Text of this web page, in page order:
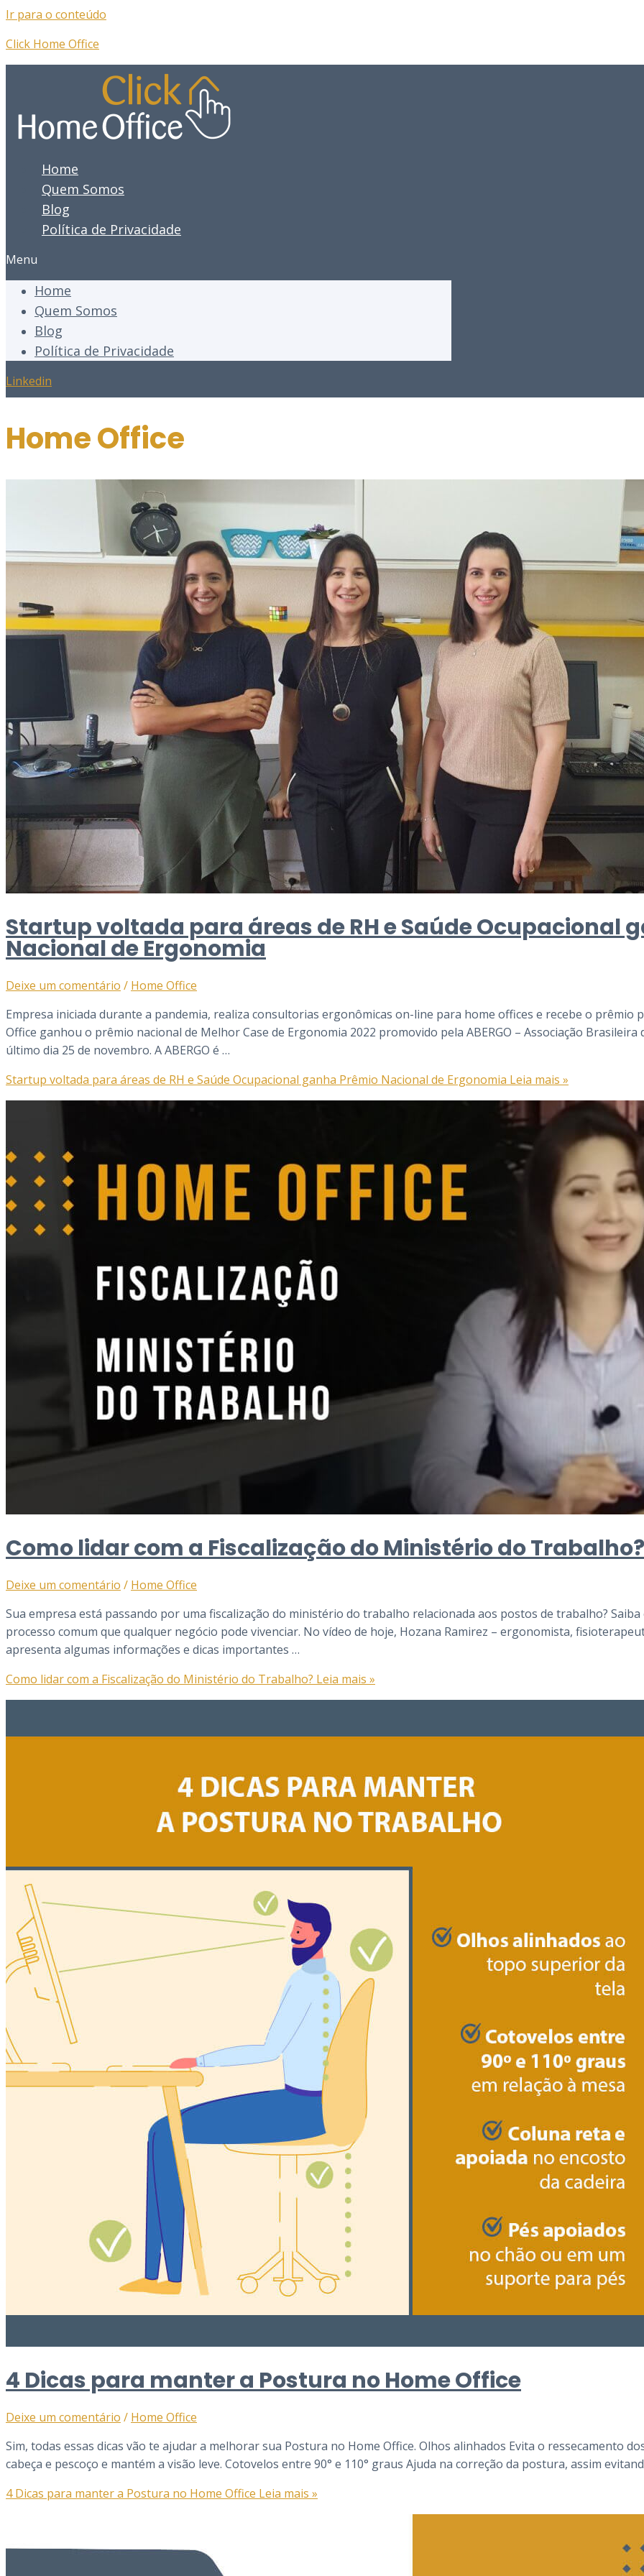
Ir para o conteúdo
Click Home Office
Home
Quem Somos
Blog
Política de Privacidade
Menu
Home
Quem Somos
Blog
Política de Privacidade
Linkedin
Home Office
Startup voltada para áreas de RH e Saúde Ocupacional
Nacional de Ergonomia
Deixe um comentário / Home Office
Empresa iniciada durante a pandemia, realiza consultorias ergonômicas on-line para home offices e recebe o prêmio
Office ganhou o prêmio nacional de Melhor Case de Ergonomia 2022 promovido pela ABERGO – Associação
último dia 25 de novembro. A ABERGO é …
Startup voltada para áreas de RH e Saúde Ocupacional ganha Prêmio Nacional de Ergonomia Leia mais »
Como lidar com a Fiscalização do Ministério do Trabalho?
Deixe um comentário / Home Office
Sua empresa está passando por uma fiscalização do ministério do trabalho relacionada aos postos de trabalho? Saiba
processo comum que qualquer negócio pode vivenciar. No vídeo de hoje, Hozana Ramirez – ergonomista,
apresenta algumas informações e dicas importantes …
Como lidar com a Fiscalização do Ministério do Trabalho? Leia mais »
4 Dicas para manter a Postura no Home Office
Deixe um comentário / Home Office
Sim, todas essas dicas vão te ajudar a melhorar sua Postura no Home Office. Olhos alinhados Evita o ressecamento
cabeça e pescoço e mantém a visão leve. Cotovelos entre 90° e 110° graus Ajuda na correção da postura, assim
4 Dicas para manter a Postura no Home Office Leia mais »